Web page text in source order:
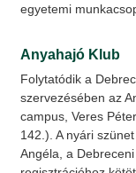
egyetemi
Anyahajó Klub
Folytatódik a
szervezésében az
campus, Veres
142.). A nyári
Angéla, a